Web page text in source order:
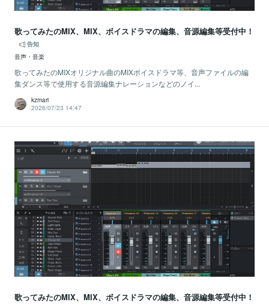
歌ってみたのMIX、MIX、ボイスドラマの編集、音源編集等受付中！
告知
音声・音楽
歌ってみたのMIXオリジナル曲のMIXボイスドラマ等、音声ファイルの編
集ダンス等で使用する音源編集ナレーションなどのノイ...
kzmari
2026/07/23 14:47
歌ってみたのMIX、MIX、ボイスドラマの編集、音源編集等受付中！